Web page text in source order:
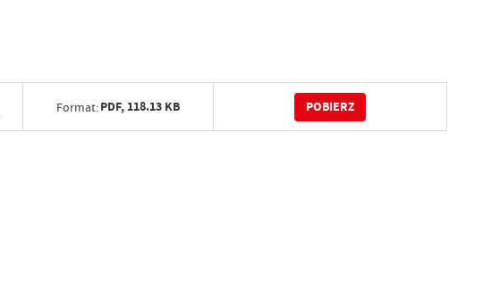
Format:PDF, 118.13 KB POBIERZ